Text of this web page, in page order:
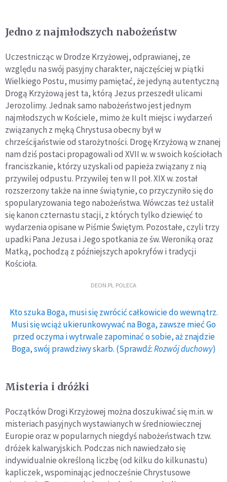
Jedno z najmłodszych nabożeństw
Uczestnicząc w Drodze Krzyżowej, odprawianej, ze
względu na swój pasyjny charakter, najczęściej w piątki
Wielkiego Postu, musimy pamiętać, że jedyną autentyczną
Drogą Krzyżową jest ta, którą Jezus przeszedł ulicami
Jerozolimy. Jednak samo nabożeństwo jest jednym
najmłodszych w Kościele, mimo że kult miejsc i wydarzeń
związanych z męką Chrystusa obecny był w
chrześcijaństwie od starożytności. Drogę Krzyżową w znanej
nam dziś postaci propagowali od XVII w. w swoich kościołach
franciszkanie, którzy uzyskali od papieża związany z nią
przywilej odpustu. Przywilej ten w II poł. XIX w. został
rozszerzony także na inne świątynie, co przyczyniło się do
spopularyzowania tego nabożeństwa. Wówczas też ustalił
się kanon czternastu stacji, z których tylko dziewięć to
wydarzenia opisane w Piśmie Świętym. Pozostałe, czyli trzy
upadki Pana Jezusa i Jego spotkania ze św. Weroniką oraz
Matką, pochodzą z późniejszych apokryfów i tradycji
Kościoła.
DEON.PL POLECA
Kto szuka Boga, musi się zwrócić całkowicie do wewnątrz.
Musi się wciąż ukierunkowywać na Boga, zawsze mieć Go
przed oczyma i wytrwale zapominać o sobie, aż znajdzie
Boga, swój prawdziwy skarb. (Sprawdź:Rozwój duchowy)
Misteria i dróżki
Początków Drogi Krzyżowej można doszukiwać się m.in. w
misteriach pasyjnych wystawianych w średniowiecznej
Europie oraz w popularnych niegdyś nabożeństwach tzw.
dróżek kalwaryjskich. Podczas nich nawiedzało się
indywidualnie określoną liczbę (od kilku do kilkunastu)
kapliczek, wspominając jednocześnie Chrystusowe